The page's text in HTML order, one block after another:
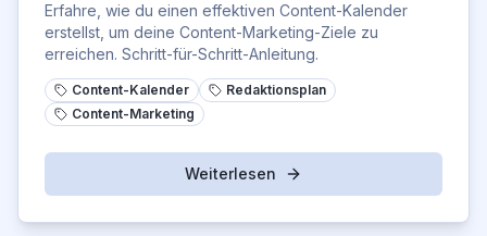
Erfahre, wie du einen effektiven Content-Kalender
erstellst, um deine Content-Marketing-Ziele zu
erreichen. Schritt-für-Schritt-Anleitung.
Content-Kalender
Redaktionsplan
Content-Marketing
Weiterlesen